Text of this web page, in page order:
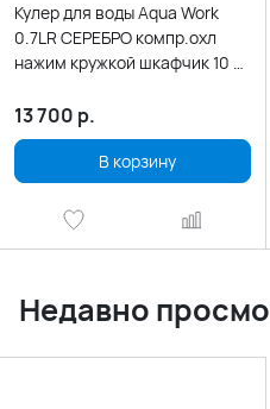
Кулер для воды Aqua Work
0.7LR СЕРЕБРО компр.охл
нажим кружкой шкафчик 10 л
13 700 р.
В корзину
Недавно